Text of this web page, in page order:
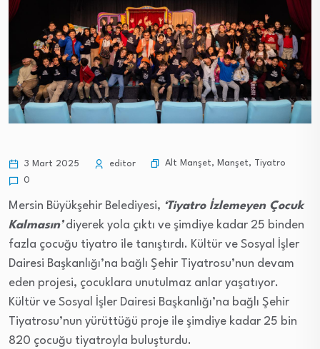
3 Mart 2025 editor Alt Manşet, Manşet,
Tiyatro
0
Mersin Büyükşehir Belediyesi, ‘Tiyatro İzlemeyen Çocuk
Kalmasın’diyerek yola çıktı ve şimdiye kadar 25 binden
fazla çocuğu tiyatro ile tanıştırdı. Kültür ve Sosyal İşler
Dairesi Başkanlığı’na bağlı Şehir Tiyatrosu’nun devam
eden projesi, çocuklara unutulmaz anlar yaşatıyor.
Kültür ve Sosyal İşler Dairesi Başkanlığı’na bağlı Şehir
Tiyatrosu’nun yürüttüğü proje ile şimdiye kadar 25 bin
820 çocuğu tiyatroyla buluşturdu.